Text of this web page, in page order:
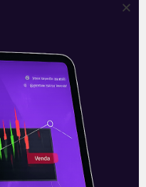
do nosso boletim
os dias, o time
as notícias
seus